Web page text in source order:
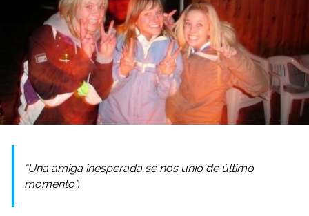
“Una amiga inesperada se nos unió de último
momento”.